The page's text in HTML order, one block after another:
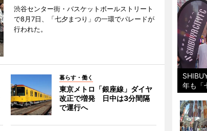
渋谷センター街・バスケットボールストリート
で8月7日、「七夕まつり」の一環でパレードが
行われた。
暮らす・働く
東京メトロ「銀座線」ダイヤ
改正で増発 日中は3分間隔
で運行へ
年も「